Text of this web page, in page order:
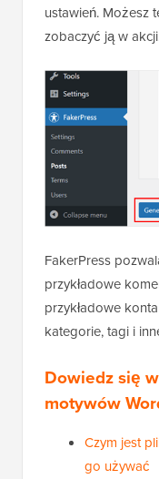
ustawień. Możesz
zobaczyć ją w
FakerPress
przykładowe
przykładowe
kategorie, tagi i
Dowiedz się
motywów
Czym jest
go używać